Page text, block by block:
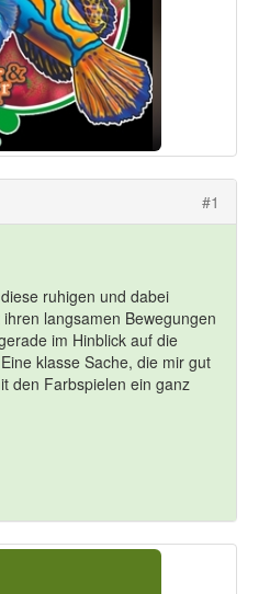
#1
ruhigen und dabei
langsamen Bewegungen
im Hinblick auf die
klasse Sache, die mir gut
den Farbspielen ein ganz